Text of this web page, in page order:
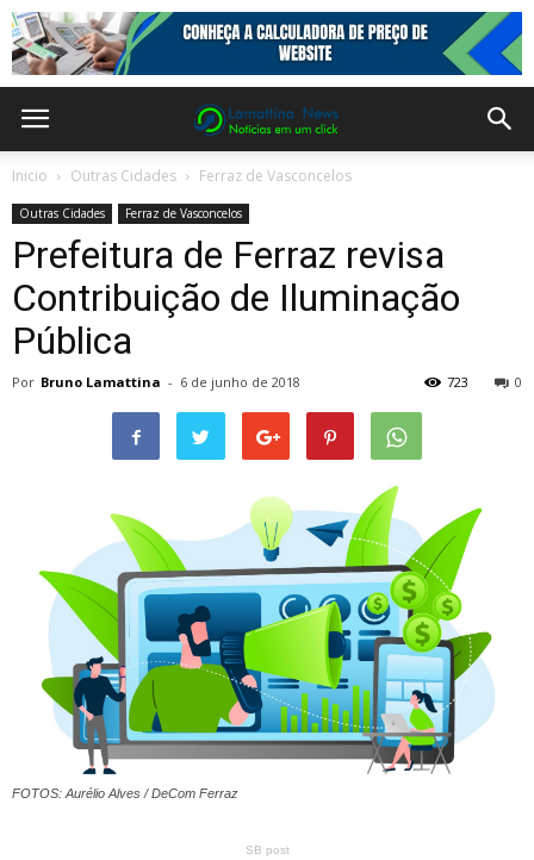
Inicio Outras Cidades Ferraz de Vasconcelos
Outras Cidades Ferraz de Vasconcelos
Prefeitura de Ferraz revisa
Contribuição de Iluminação
Pública
Por Bruno Lamattina - 6 de junho de 2018 0
723
FOTOS: Aurélio Alves / DeCom Ferraz
SB post